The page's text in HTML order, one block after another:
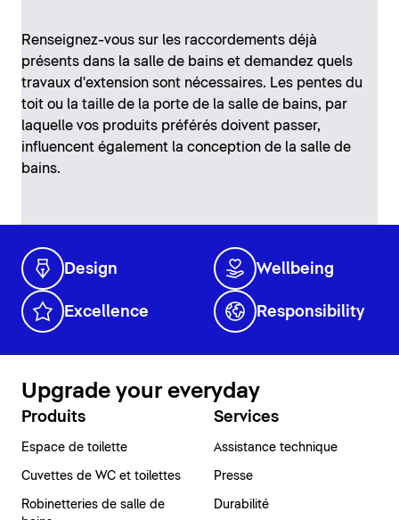
Renseignez-vous sur les raccordements déjà
présents dans la salle de bains et demandez quels
travaux d'extension sont nécessaires. Les pentes du
toit ou la taille de la porte de la salle de bains, par
laquelle vos produits préférés doivent passer,
influencent également la conception de la salle de
bains.
Design Wellbeing
Excellence Responsibility
Upgrade your everyday
Produits
Espace de toilette
Cuvettes de WC et toilettes
Robinetteries de salle de
Services
Assistance technique
Presse
Durabilité